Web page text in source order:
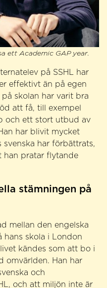
ett Academic GAP year.
på SSHL har
effektivt än på egen
skolan har varit bra
att få, till exempel
och ett stort utbud av
har blivit mycket
svenska har förbättrats,
han pratar flytande
stämningen på
mellan den engelska
hans skola i London
kändes som att bo i
omvärlden. Han har
och
och att miljön inte är